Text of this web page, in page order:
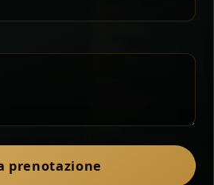
in a fragrant turmeric-
comforting, and ideal for
Classic
with onions in spiced
prenotazione